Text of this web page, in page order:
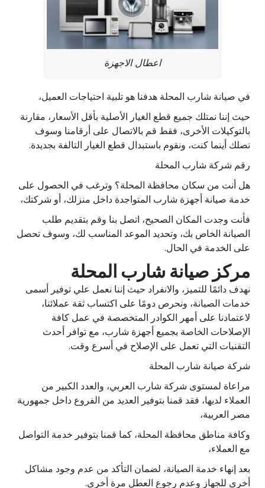
اعطال الاجهزة
في صيانة شارب المحلة هدفنا هو تلبية احتياجات العميل،
حيث إننا نمتلك جميع قطع الغيار الأصلية بأقل الأسعار، مقارنة
بالتوكيلات الأخرى، فقط قم بالاتصال على أرقامنا وسوف
نصلك أينما كنت، ونقوم باستبدال قطع الغيار التالفة بجديدة.
رقم شركة شارب المحلة
هل أنت من سكان محافظة المحلة؟ وترغب في الحصول على
خدمة صيانة أجهزة شارب المتواجدة داخل منزلك، أو شركتك،
فأنت وجدت المكان الصحيح، اتصل بنا وقم بتقديم طلب
الصيانة الخاص بك، وتحديد الموعد المناسب لك، وسوف تحصل
على الخدمة في الحال.
مركز صيانة شارب المحلة
نهدف دائمًا للتميز، والانفراد حيث إننا نعمل علي توفير أسمى
خدمات الصيانة، ونحرص دومًا على اكتساب ثقة عملائنا،
لاعتمادنا على أمهر الكوادر المتخصصة في عمل كافة
الإصلاحات الخاصة بجميع أجهزة شارب، مع توافر أحدث
التقنيات التي تعمل على الإصلاح في أسرع وقت.
شركة صيانة شارب المحلة
مراعاة لمستوى شركة شارب العربي، والعدد الكبير من
العملاء لديها، فقد قمنا بتوفير العديد من الفروع داخل جمهورية
مصر العربية،
وكافة مناطق محافظة المحلة، كما قمنا بتوفير خدمة التواصل
مع العملاء،
بعد إنهاء خدمة الصيانة، لضمان التأكد من عدم وجود مشاكل
أخرى للجهاز وعدم رجوع العطل مرة أخرى.